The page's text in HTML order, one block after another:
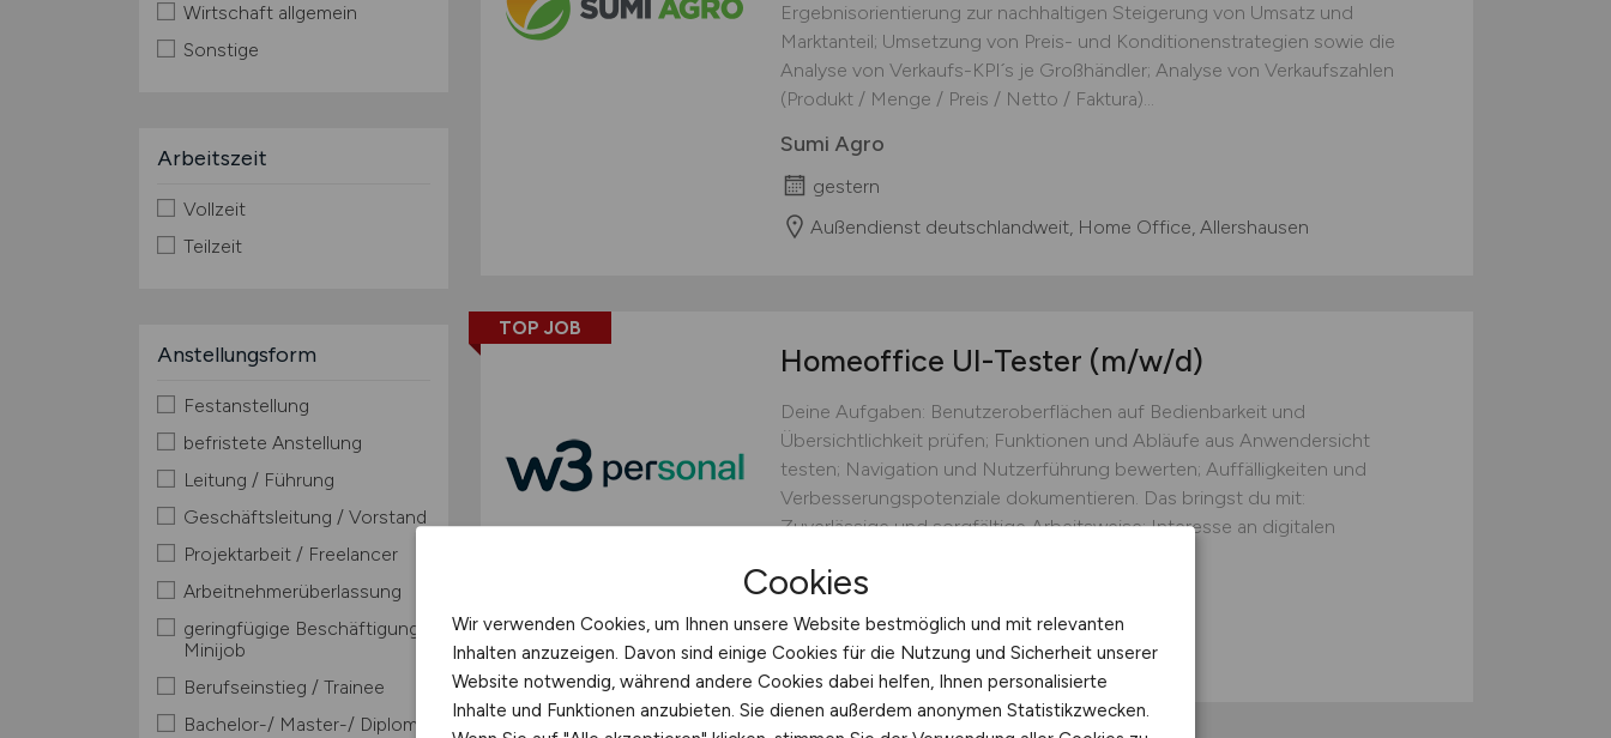
Wirtschaft allgemein
Sonstige
Arbeitszeit
Vollzeit
Teilzeit
Anstellungsform
Festanstellung
befristete Anstellung
Leitung / Führung
Geschäftsleitung / Vorstand
Projektarbeit / Freelancer
Arbeitnehmerüberlassung
geringfügige Beschäftigung /
Minijob
Berufseinstieg / Trainee
Bachelor-/ Master-/ Diplom-
Ergebnisorientierung zur nachhaltigen Steigerung von Umsatz und
Marktanteil; Umsetzung von Preis- und Konditionenstrategien sowie die
Analyse von Verkaufs-KPI´s je Großhändler; Analyse von Verkaufszahlen
(Produkt / Menge / Preis / Netto / Faktura)...
Sumi Agro
gestern
Außendienst deutschlandweit, Home Office, Allershausen
TOP JOB
Homeoffice UI-Tester (m/w/d)
Deine Aufgaben: Benutzeroberflächen auf Bedienbarkeit und
Übersichtlichkeit prüfen; Funktionen und Abläufe aus Anwendersicht
testen; Navigation und Nutzerführung bewerten; Auffälligkeiten und
Verbesserungspotenziale dokumentieren. Das bringst du mit:
Zuverlässige und sorgfältige Arbeitsweise; Interesse an digitalen
W3 Personal UG (haftungsbeschränkt)
gestern Homeoffice
Cookies
Wir verwenden Cookies, um Ihnen unsere Website bestmöglich und mit relevanten
Inhalten anzuzeigen. Davon sind einige Cookies für die Nutzung und Sicherheit unserer
Website notwendig, während andere Cookies dabei helfen, Ihnen personalisierte
Inhalte und Funktionen anzubieten. Sie dienen außerdem anonymen Statistikzwecken.